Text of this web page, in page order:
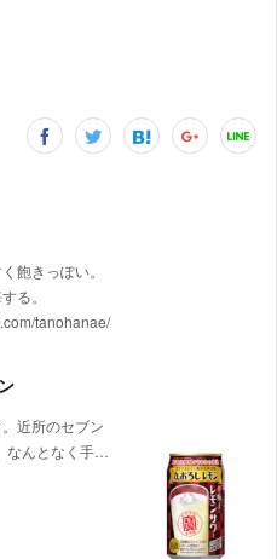
飽きっぽい。
る。
tanohanae/
近所のセブン
なんとなく手…